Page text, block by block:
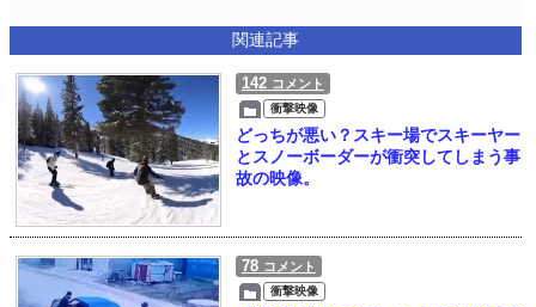
関連記事
142 コメント
衝撃映像
どっちが悪い？スキー場でスキーヤー
とスノーボーダーが衝突してしまう事
故の映像。
78 コメント
衝撃映像